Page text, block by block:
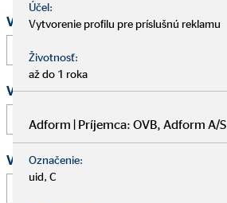
Vaše meno a priezvisko*
Vaša e-mailová adresa*
Vaše telefónne číslo
Účel:
Vytvorenie profilu pre príslušnú reklamu
Životnosť:
až do 1 roka
Adform | Príjemca: OVB, Adform A/S
Označenie:
uid, C